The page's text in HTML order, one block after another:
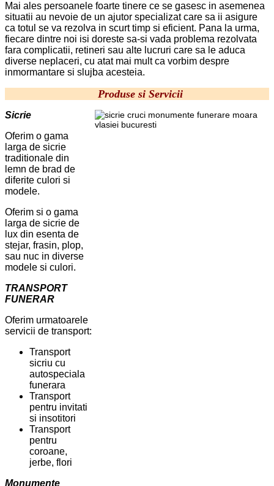
Mai ales persoanele foarte tinere ce se gasesc in asemenea
situatii au nevoie de un ajutor specializat care sa ii asigure
ca totul se va rezolva in scurt timp si eficient. Pana la urma,
fiecare dintre noi isi doreste sa-si vada problema rezolvata
fara complicatii, retineri sau alte lucruri care sa le aduca
diverse neplaceri, cu atat mai mult ca vorbim despre
inmormantare si slujba acesteia.
Produse si Servicii
Sicrie
Oferim o gama
larga de sicrie
traditionale din
lemn de brad de
diferite culori si
modele.
Oferim si o gama
larga de sicrie de
lux din esenta de
stejar, frasin, plop,
sau nuc in diverse
modele si culori.
TRANSPORT
FUNERAR
Oferim urmatoarele
servicii de transport:
Transport
sicriu cu
autospeciala
funerara
Transport
pentru invitati
si insotitori
Transport
pentru
coroane,
jerbe, flori
Monumente